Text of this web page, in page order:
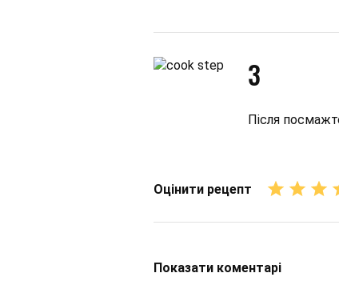
3
Після
Оцінити рецепт
Показати коментарі